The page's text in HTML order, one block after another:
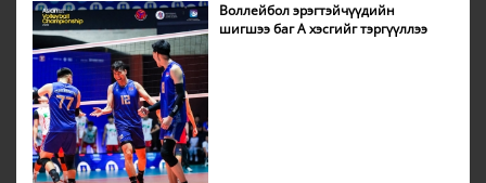
Воллейбол эрэгтэйчүүдийн
шигшээ баг А хэсгийг тэргүүллээ